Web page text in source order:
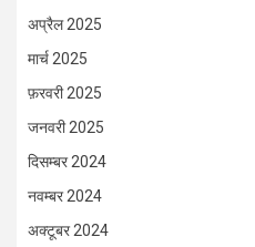
अप्रैल 2025
मार्च 2025
फ़रवरी 2025
जनवरी 2025
दिसम्बर 2024
नवम्बर 2024
अक्टूबर 2024